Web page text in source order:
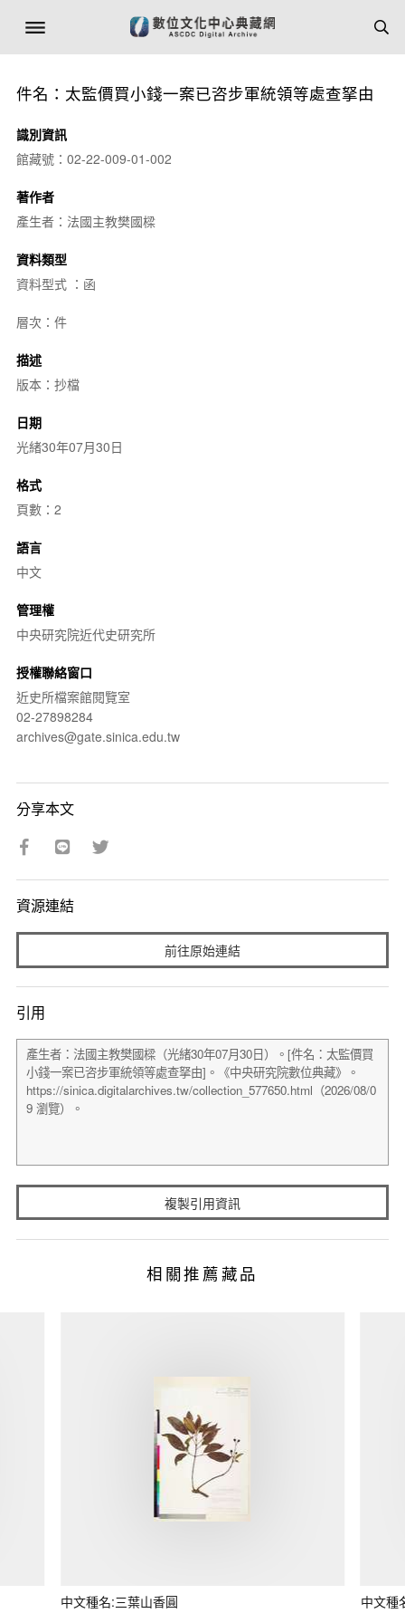
件名：太監價買小錢一案已咨步軍統領等處查拏由
識別資訊
館藏號：02-22-009-01-002
著作者
產生者：法國主教樊國樑
資料類型
資料型式 ：函
層次：件
描述
版本：抄檔
日期
光緒30年07月30日
格式
頁數：2
語言
中文
管理權
中央研究院近代史研究所
授權聯絡窗口
近史所檔案館閱覽室
02-27898284
archives@gate.sinica.edu.tw
分享本文
資源連結
前往原始連結
引用
複製引用資訊
相關推薦藏品
中文種名:三葉山香圓 中文種